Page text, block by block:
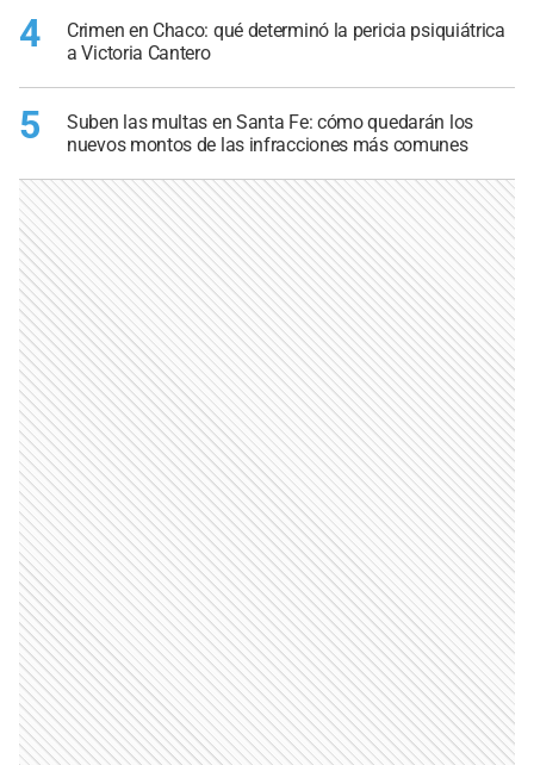
4
Crimen en Chaco: qué determinó la pericia psiquiátrica
a Victoria Cantero
5
Suben las multas en Santa Fe: cómo quedarán los
nuevos montos de las infracciones más comunes